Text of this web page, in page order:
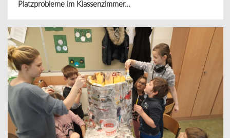
Platzprobleme im Klassenzimmer…